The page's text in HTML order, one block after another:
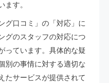
ます。
グ口コミ」の「対応」に
グのスタッフの対応につ
っています。具体的な疑
別の事情に対する適切な
たサービスが提供されて